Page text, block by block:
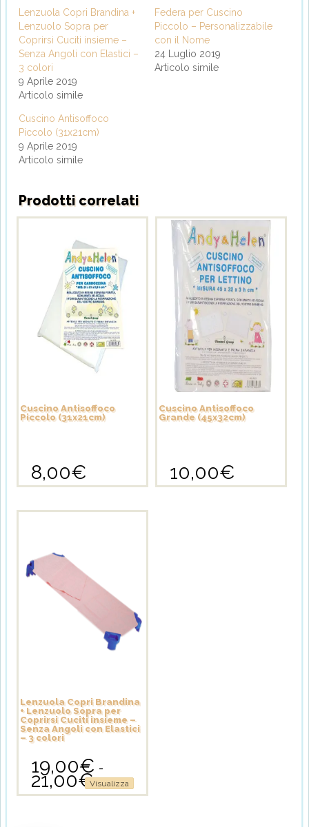
Lenzuola Copri Brandina +
Lenzuolo Sopra per
Coprirsi Cuciti insieme –
Senza Angoli con Elastici –
3 colori
9 Aprile 2019
Articolo simile
Federa per Cuscino
Piccolo – Personalizzabile
con il Nome
24 Luglio 2019
Articolo simile
Cuscino Antisoffoco
Piccolo (31x21cm)
9 Aprile 2019
Articolo simile
Prodotti correlati
Cuscino Antisoffoco
Piccolo (31x21cm)
8,00€
Cuscino Antisoffoco
Grande (45x32cm)
10,00€
Lenzuola Copri Brandina
+ Lenzuolo Sopra per
Coprirsi Cuciti insieme –
Senza Angoli con Elastici
– 3 colori
19,00€ -
21,00€Fascia
di
Visualizza
Questo
prodotto